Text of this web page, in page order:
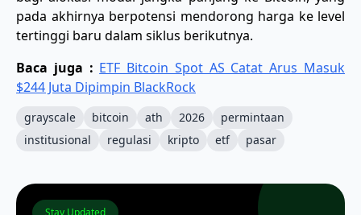
pada akhirnya berpotensi mendorong harga ke level
tertinggi baru dalam siklus berikutnya.
Baca juga : ETF Bitcoin Spot AS Catat Arus Masuk
$244 Juta Dipimpin BlackRock
grayscale bitcoin ath 2026
permintaan
institusional
regulasi kripto etf pasar
Stay Updated